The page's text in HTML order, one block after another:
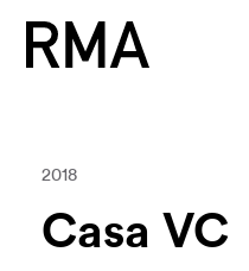
2018
Casa VC